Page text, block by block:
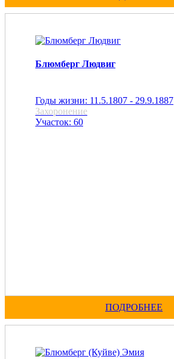
Блюмберг Людвиг
Годы жизни: 11.5.1807 - 29.9.1887
Захоронение
Участок: 60
ПОДРОБНЕЕ